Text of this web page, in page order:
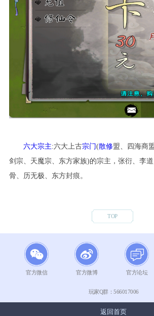
六大宗主:六大上古宗门(散修盟、四海商
剑宗、天魔宗、东方家族)的宗主，张衍、李
骨、历无极、东方封痕。
TOP
官方微信 官方微博 官方论坛
玩家Q群： 566017006
返回首页